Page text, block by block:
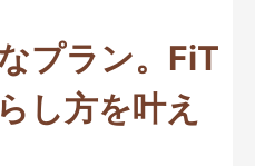
プラン。FiT
し方を叶え